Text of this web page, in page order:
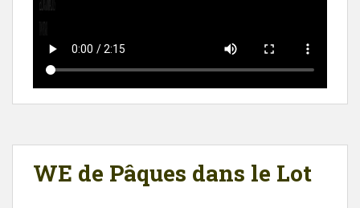
WE de Pâques dans le Lot